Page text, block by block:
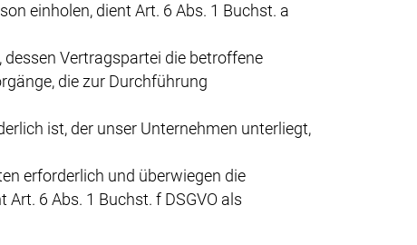
einholen, dient Art. 6 Abs. 1 Buchst. a
Vertragspartei die betroffene
die zur Durchführung
ist, der unser Unternehmen unterliegt,
erforderlich und überwiegen die
6 Abs. 1 Buchst. f DSGVO als